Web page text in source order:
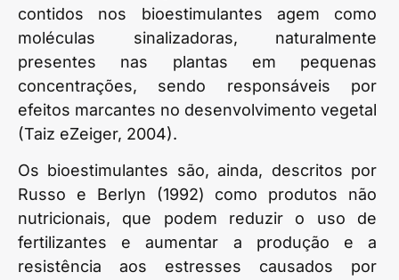
contidos nos bioestimulantes agem como
moléculas sinalizadoras, naturalmente
presentes nas plantas em pequenas
concentrações, sendo responsáveis por
efeitos marcantes no desenvolvimento vegetal
(Taiz eZeiger, 2004).
Os bioestimulantes são, ainda, descritos por
Russo e Berlyn (1992) como produtos não
nutricionais, que podem reduzir o uso de
fertilizantes e aumentar a produção e a
resistência aos estresses causados por